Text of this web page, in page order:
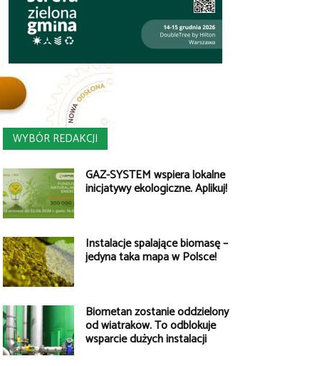
WYBÓR REDAKCJI
GAZ-SYSTEM wspiera lokalne
inicjatywy ekologiczne. Aplikuj!
Instalacje spalające biomasę –
jedyna taka mapa w Polsce!
Biometan zostanie oddzielony
od wiatraków. To odblokuje
wsparcie dużych instalacji